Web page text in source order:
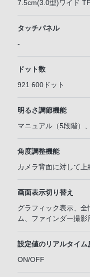
7.5cm(3.0型)ワイド
タッチパネル
-
ドット数
921 600ドット
明るさ調節機能
マニュアル（5段階）
角度調整機能
カメラ背面に対して上
画面表示切り替え
グラフィック表示、
ム、ファインダー撮影
設定値のリアルタイム
ON/OFF